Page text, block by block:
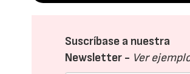
Suscríbase a nuestra
Newsletter - Ver